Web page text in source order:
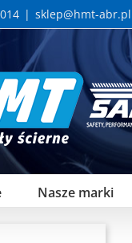
| sklep@hmt-abr.pl
Nasze marki